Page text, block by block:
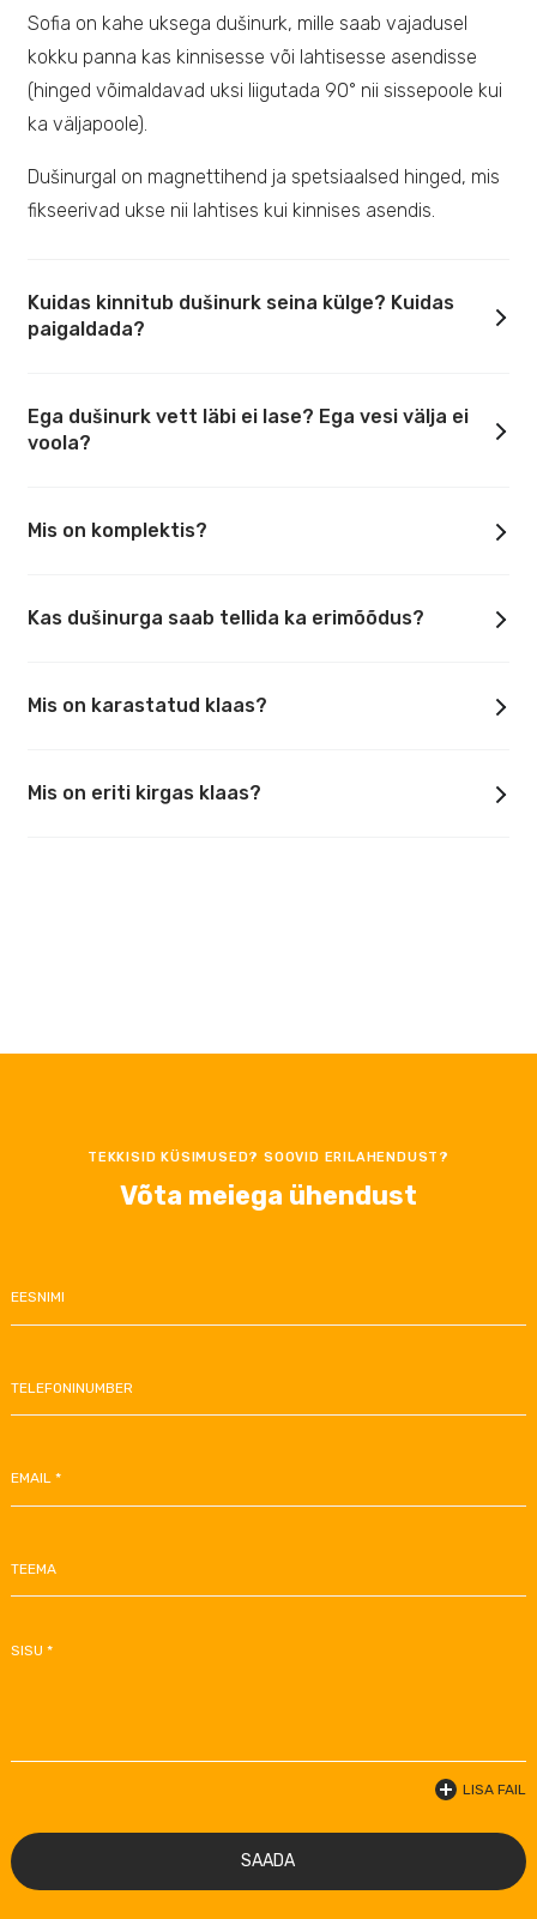
Sofia on kahe uksega dušinurk, mille saab vajadusel
kokku panna kas kinnisesse või lahtisesse asendisse
(hinged võimaldavad uksi liigutada 90° nii sissepoole kui
ka väljapoole).
Dušinurgal on magnettihend ja spetsiaalsed hinged, mis
fikseerivad ukse nii lahtises kui kinnises asendis.
Kuidas kinnitub dušinurk seina külge? Kuidas
paigaldada?
Ega dušinurk vett läbi ei lase? Ega vesi välja ei
voola?
Mis on komplektis?
Kas dušinurga saab tellida ka erimõõdus?
Mis on karastatud klaas?
Mis on eriti kirgas klaas?
TEKKISID KÜSIMUSED? SOOVID ERILAHENDUST?
Võta meiega ühendust
EESNIMI
TELEFONINUMBER
EMAIL *
TEEMA
SISU *
LISA FAIL
SAADA